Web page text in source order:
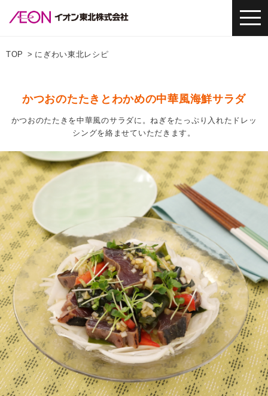
TOP にぎわい東北レシピ
かつおのたたきとわかめの中華風海鮮サラダ
かつおのたたきを中華風のサラダに。ねぎをたっぷり入れたドレッ
シングを絡ませていただきます。